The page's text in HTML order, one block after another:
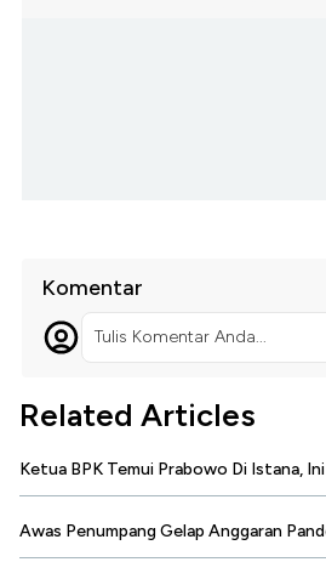
Komentar
Tulis Komentar Anda...
Related Articles
Ketua BPK Temui Prabowo Di Istana,
Awas Penumpang Gelap Anggaran